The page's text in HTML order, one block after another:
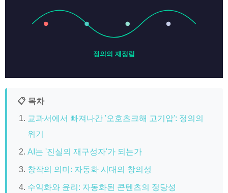
정의의 재정립
📋 목차
교과서에서 빠져나간 '오호츠크해 고기압': 정의의
위기
AI는 '진실의 재구성자'가 되는가
창작의 의미: 자동화 시대의 창의성
수익화와 윤리: 자동화된 콘텐츠의 정당성